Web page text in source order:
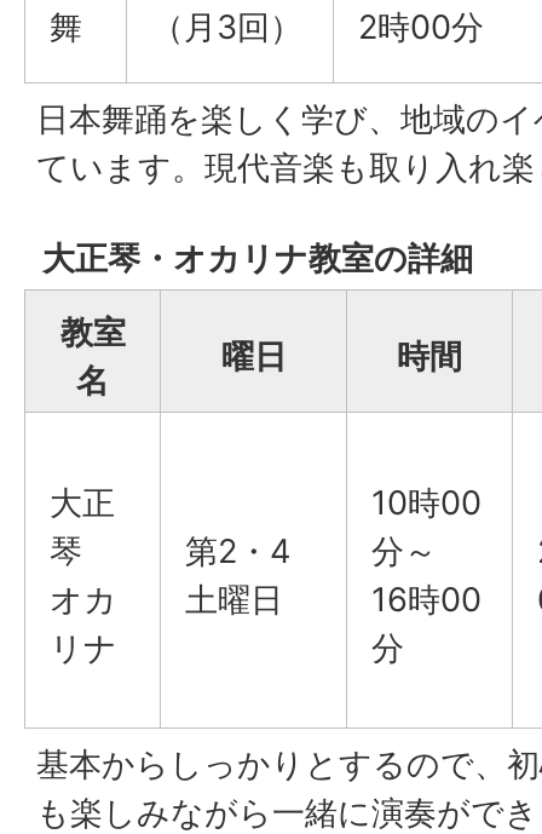
舞
（月3回）
2時00分
日本舞踊を楽しく学び、地域の
ています。現代音楽も取り入れ
大正琴・オカリナ教室の詳細
教室
名
曜日 時間
大正
琴
オカ
リナ
第2・4
土曜日
10時00
分～
16時00
分
基本からしっかりとするので、
も楽しみながら一緒に演奏がで